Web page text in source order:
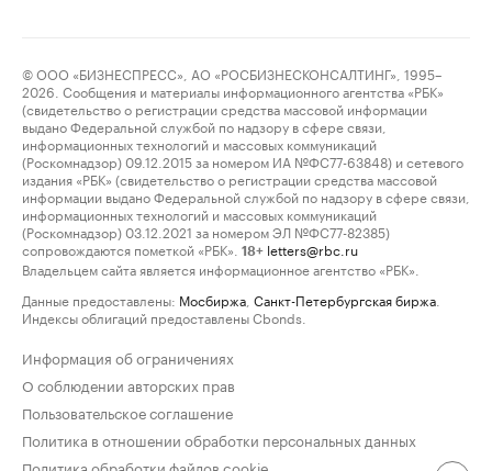
© ООО «БИЗНЕСПРЕСС», АО «РОСБИЗНЕСКОНСАЛТИНГ», 1995–
2026. Сообщения и материалы информационного агентства «РБК»
(свидетельство о регистрации средства массовой информации
выдано Федеральной службой по надзору в сфере связи,
информационных технологий и массовых коммуникаций
(Роскомнадзор) 09.12.2015 за номером ИА №ФС77-63848) и сетевого
издания «РБК» (свидетельство о регистрации средства массовой
информации выдано Федеральной службой по надзору в сфере связи,
информационных технологий и массовых коммуникаций
(Роскомнадзор) 03.12.2021 за номером ЭЛ №ФС77-82385)
сопровождаются пометкой «РБК».
18+ letters@rbc.ru
Владельцем сайта является информационное агентство «РБК».
Данные предоставлены: Мосбиржа Санкт-Петербургская биржа
Индексы облигаций предоставлены Cbonds.
Информация об ограничениях
О соблюдении авторских прав
Пользовательское соглашение
Политика в отношении обработки персональных данных
Политика обработки файлов cookie